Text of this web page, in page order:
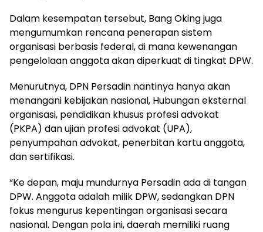
Dalam kesempatan tersebut, Bang Oking juga
mengumumkan rencana penerapan sistem
organisasi berbasis federal, di mana kewenangan
pengelolaan anggota akan diperkuat di tingkat DPW.
Menurutnya, DPN Persadin nantinya hanya akan
menangani kebijakan nasional, Hubungan eksternal
organisasi, pendidikan khusus profesi advokat
(PKPA) dan ujian profesi advokat (UPA),
penyumpahan advokat, penerbitan kartu anggota,
dan sertifikasi.
“Ke depan, maju mundurnya Persadin ada di tangan
DPW. Anggota adalah milik DPW, sedangkan DPN
fokus mengurus kepentingan organisasi secara
nasional. Dengan pola ini, daerah memiliki ruang